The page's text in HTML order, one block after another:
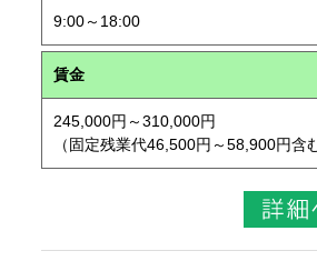
9:00～18:00
賃金
245,000円～310,000円
（固定残業代46,500円～58,900円含